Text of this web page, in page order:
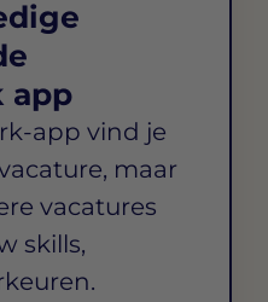
app
app vind je
maar
vacatures
skills,